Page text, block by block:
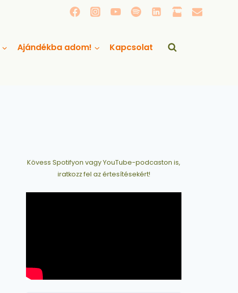
Ajándékba adom! Kapcsolat
Kövess Spotifyon vagy YouTube-podcaston is,
iratkozz fel az értesítésekért!